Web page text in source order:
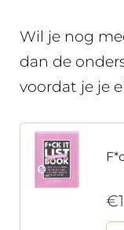
Wil je nog
dan de
voordat je je